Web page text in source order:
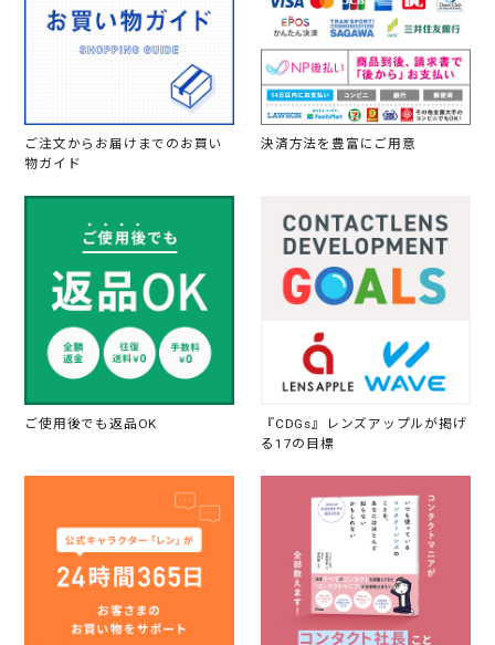
ご注文からお届けまでのお買い
物ガイド
決済方法を豊富にご用意
ご使用後でも返品OK
『CDGs』レンズアップルが掲げ
る17の目標